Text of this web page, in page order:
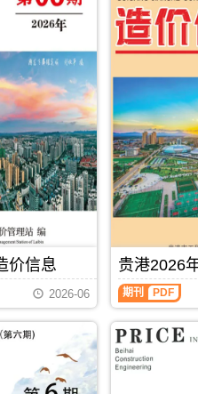
月
造
价
信
建
设
工
程
造
价
信
息)，
池
市
建
设
工
程
造
价
信
价信息
2026-06
贵港2026
贵
港
年
6
月
期刊 PDF